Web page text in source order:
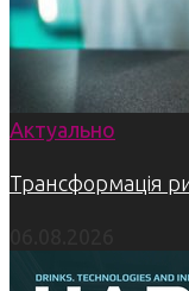
Актуально
Трансформація